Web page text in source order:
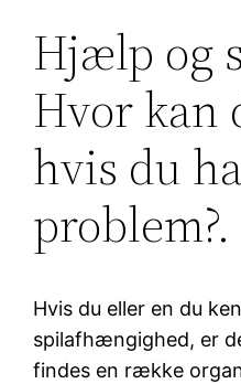
Hjælp og
Hvor kan
hvis du
problem?.
Hvis du eller en du
spilafhængighed, er
findes en række